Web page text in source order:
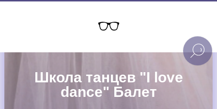
Школа танцев "I love
dance" Балет